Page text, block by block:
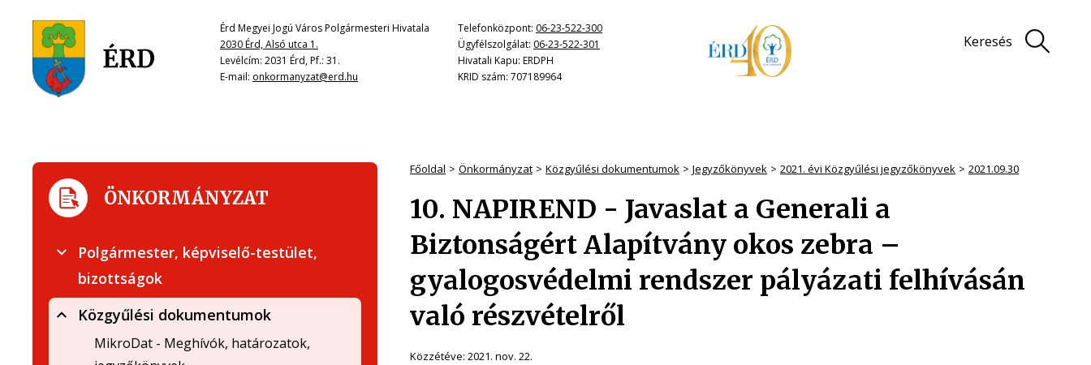
Érd Megyei Jogú Város Polgármesteri Hivatala
2030 Érd, Alsó utca 1.
Levélcím: 2031 Érd, Pf.: 31.
E-mail: onkormanyzat@erd.hu
Telefonközpont: 06-23-522-300
Ügyfélszolgálat: 06-23-522-301
Hivatali Kapu: ERDPH
KRID szám: 707189964
Keresés
Főoldal Önkormányzat Közgyűlési dokumentumok Jegyzőkönyvek 2021. évi Közgyűlési jegyzőkönyvek 2021.09.30
10. NAPIREND - Javaslat a Generali a
Biztonságért Alapítvány okos zebra –
gyalogosvédelmi rendszer pályázati felhívásán
való részvételről
Közzétéve: 2021. nov. 22.
ÖNKORMÁNYZAT
Polgármester, képviselő-testület,
bizottságok
Közgyűlési dokumentumok
MikroDat - Meghívók, határozatok,